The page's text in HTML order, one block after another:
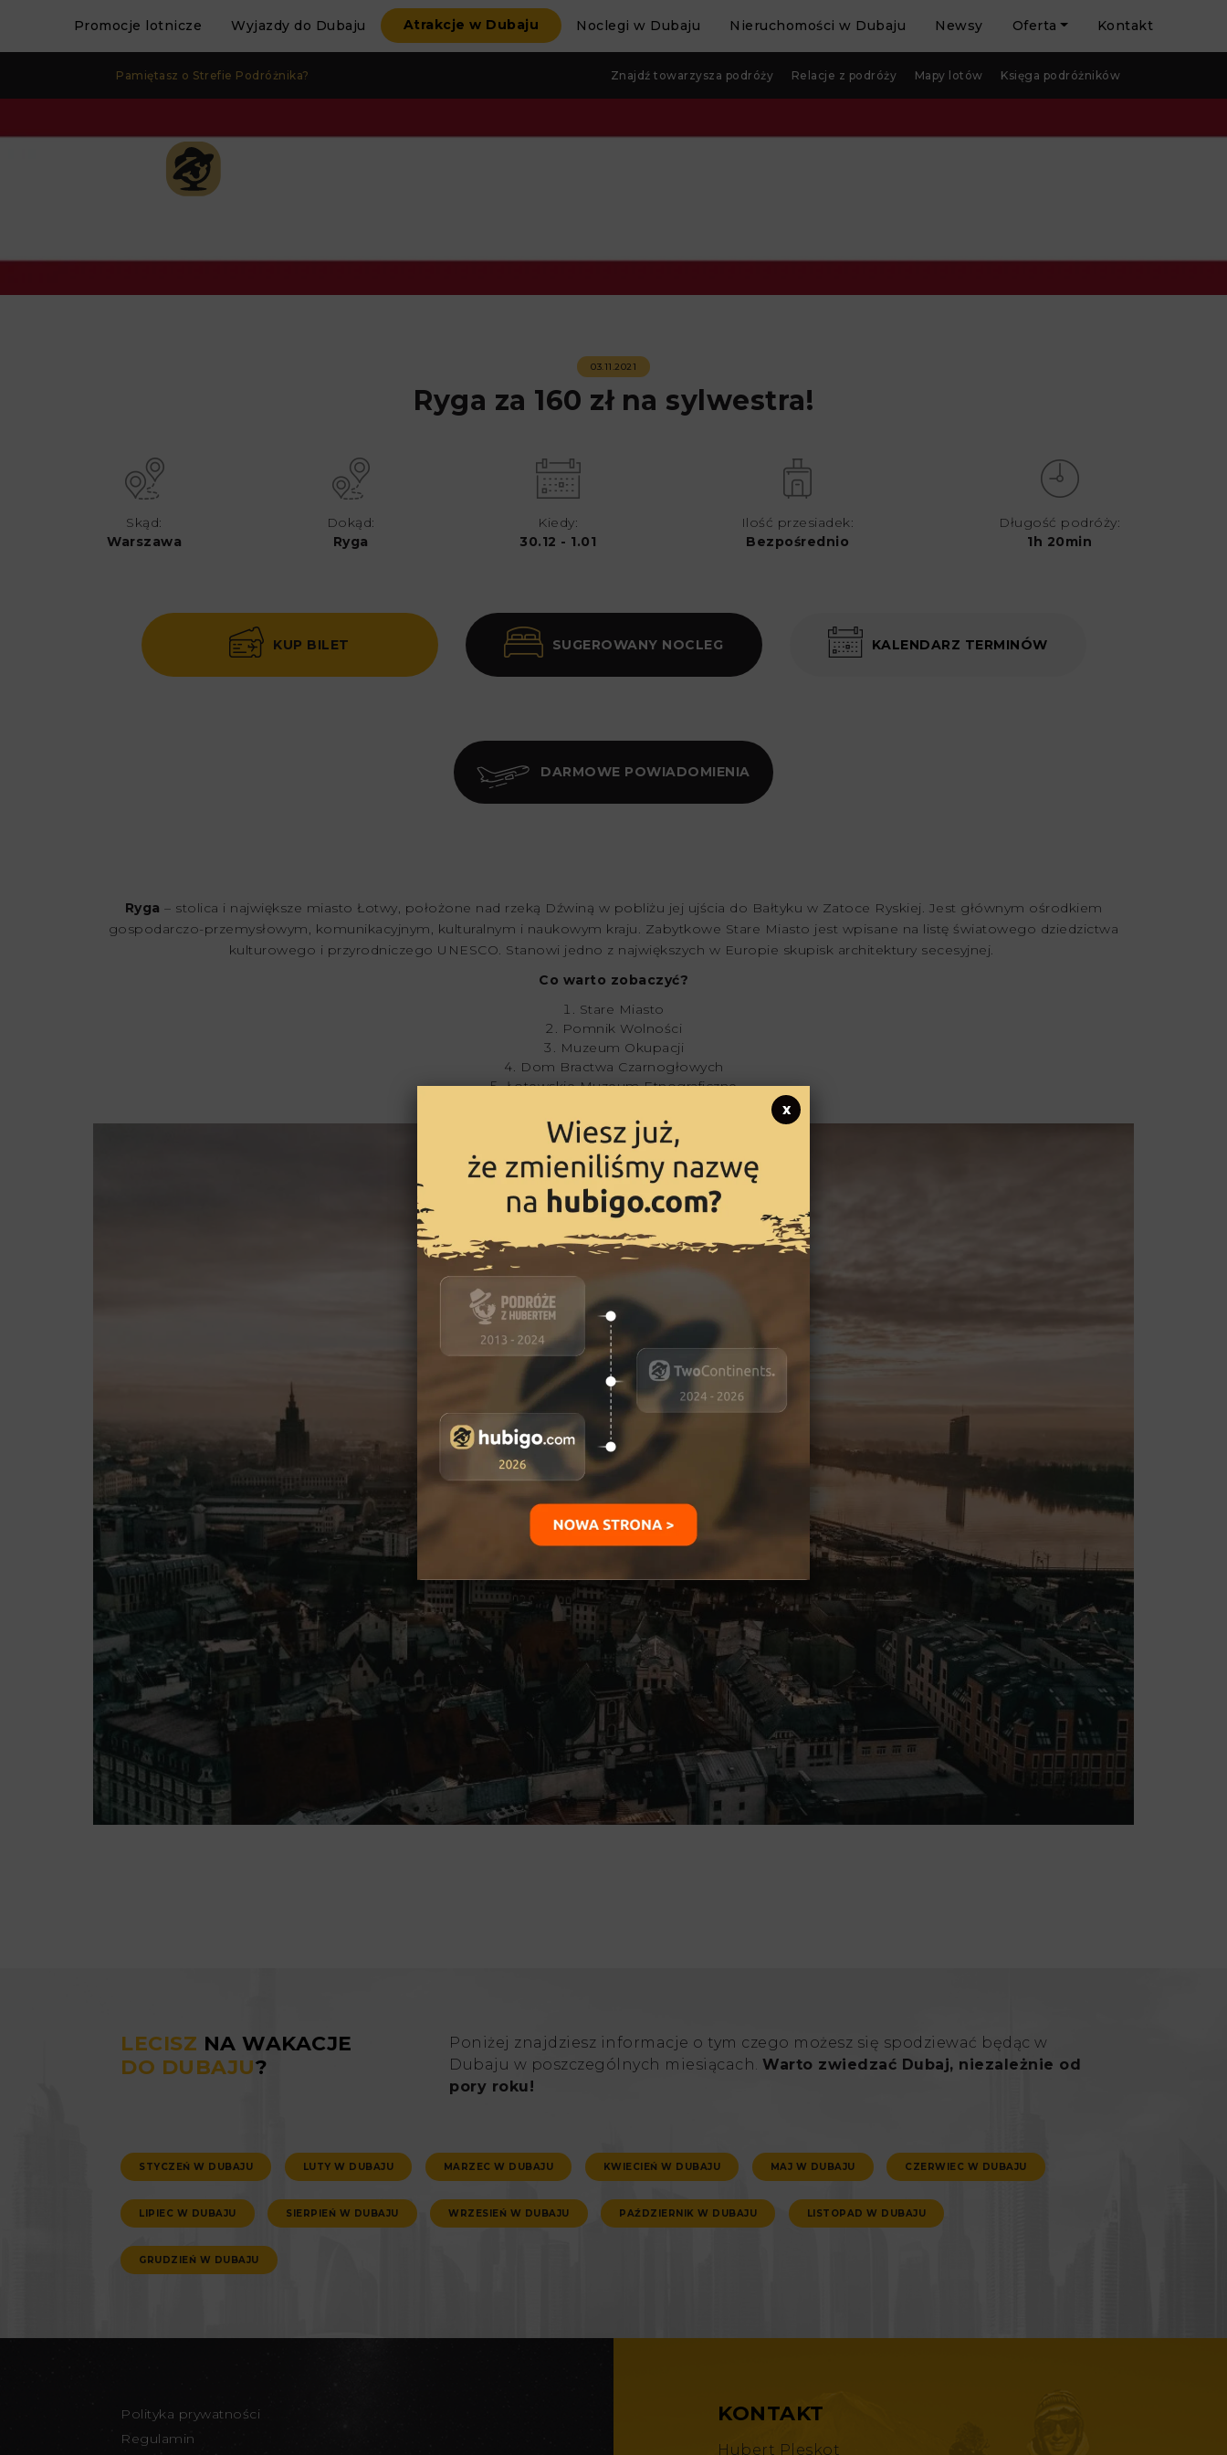
Promocje lotnicze Wyjazdy do Dubaju Atrakcje w Dubaju Noclegi w Dubaju Nieruchomości w Dubaju Newsy Oferta Kontakt
Pamiętasz o Strefie Podróżnika? Znajdź towarzysza podróży Relacje z podróży Mapy lotów Księga podróżników
03.11.2021
Ryga za 160 zł na sylwestra!
Skąd:
Warszawa
Dokąd:
Ryga
Kiedy:
30.12 - 1.01
Ilość przesiadek:
Bezpośrednio
Długość podróży:
1h 20min
KUP BILET SUGEROWANY NOCLEG KALENDARZ TERMINÓW
DARMOWE POWIADOMIENIA
Ryga – stolica i największe miasto Łotwy, położone nad rzeką Dźwiną w pobliżu jej ujścia do Bałtyku w Zatoce Ryskiej. Jest głównym ośrodkiem
gospodarczo-przemysłowym, komunikacyjnym, kulturalnym i naukowym kraju. Zabytkowe Stare Miasto jest wpisane na listę światowego dziedzictwa
kulturowego i przyrodniczego UNESCO. Stanowi jedno z największych w Europie skupisk architektury secesyjnej.
Co warto zobaczyć?
Stare Miasto
Pomnik Wolności
Muzeum Okupacji
Dom Bractwa Czarnogłowych
Łotewskie Muzeum Etnograficzne
LECISZ NA WAKACJE
DO DUBAJU?
Poniżej znajdziesz informacje o tym czego możesz się spodziewać będąc w
Dubaju w poszczególnych miesiącach. Warto zwiedzać Dubaj, niezależnie od
pory roku!
STYCZEŃ W DUBAJU LUTY W DUBAJU MARZEC W DUBAJU KWIECIEŃ W DUBAJU MAJ W DUBAJU CZERWIEC W DUBAJU
LIPIEC W DUBAJU SIERPIEŃ W DUBAJU WRZESIEŃ W DUBAJU PAŹDZIERNIK W DUBAJU LISTOPAD W DUBAJU
GRUDZIEŃ W DUBAJU
Polityka prywatności
Regulamin
KONTAKT
Hubert Pleskot
x